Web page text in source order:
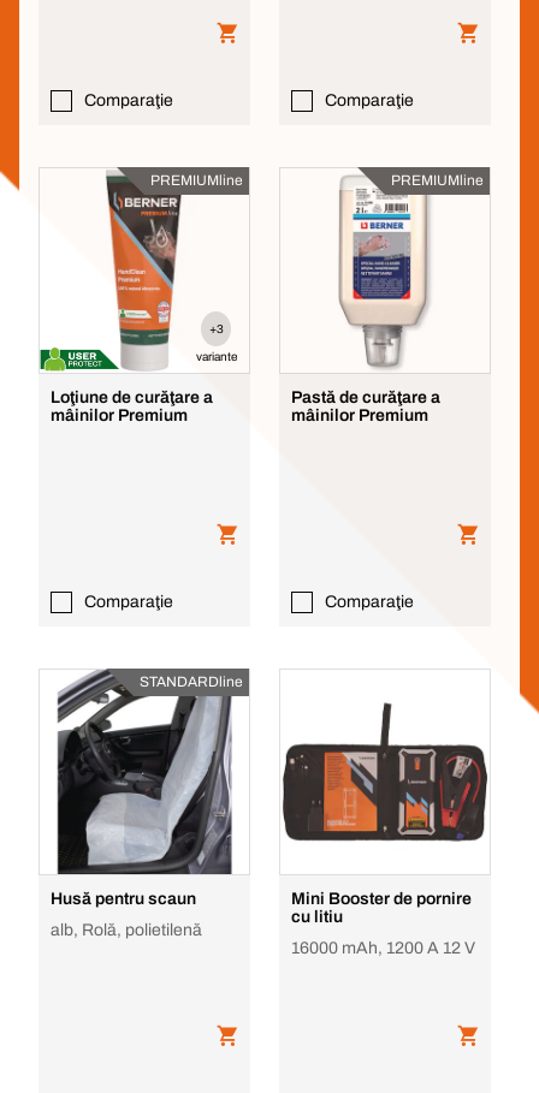
Comparaţie Comparaţie
PREMIUMline
+3
variante
Loţiune de curăţare a
mâinilor Premium
Comparaţie
PREMIUMline
Pastă de curăţare a
mâinilor Premium
Comparaţie
STANDARDline
Husă pentru scaun
alb, Rolă, polietilenă
Mini Booster de pornire
cu litiu
16000 mAh, 1200 A 12 V